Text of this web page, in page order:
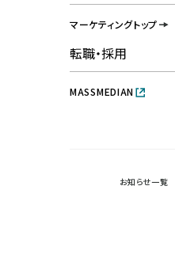
マーケティングトップ
転職・採用
MASSMEDIAN
お知らせ一覧